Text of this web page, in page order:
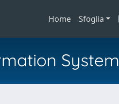
Home Sfoglia
System